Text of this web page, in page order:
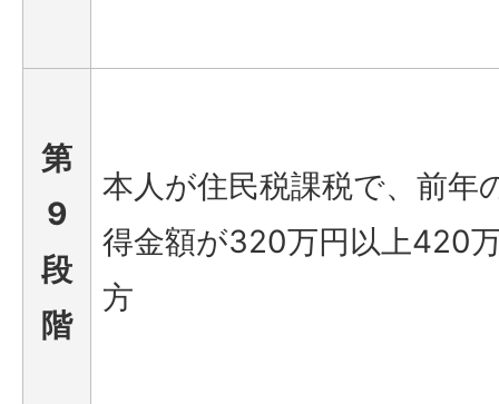
第
9
段
階
本人が住民税課税で、前年
得金額が320万円以上420
方